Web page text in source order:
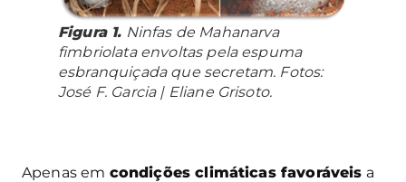
Figura 1. Ninfas de Mahanarva
fimbriolataenvoltas pela espuma
esbranquiçada que secretam. Fotos:
José F. Garcia | Eliane Grisoto.
Apenas em condições climáticas favoráveis a